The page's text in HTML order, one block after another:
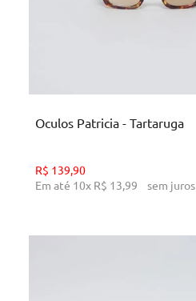
Oculos Patricia - Tartaruga
R$ 139,90
Em até 10x R$ 13,99 sem juros